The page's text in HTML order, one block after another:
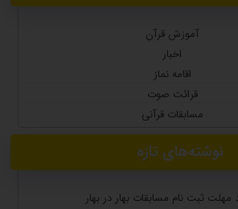
آموزش قرآن
اخبار
اقامه نماز
قرائت صوت
مسابقات قرآنی
نوشته‌های تازه
مهلت ثبت نام مسابقات بهار در بهار